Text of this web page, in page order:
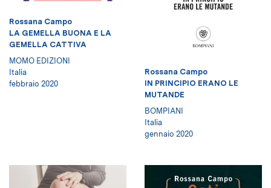
Rossana Campo
LA GEMELLA BUONA E LA
GEMELLA CATTIVA
MOMO EDIZIONI
Italia
febbraio 2020
Rossana Campo
IN PRINCIPIO ERANO LE
MUTANDE
BOMPIANI
Italia
gennaio 2020